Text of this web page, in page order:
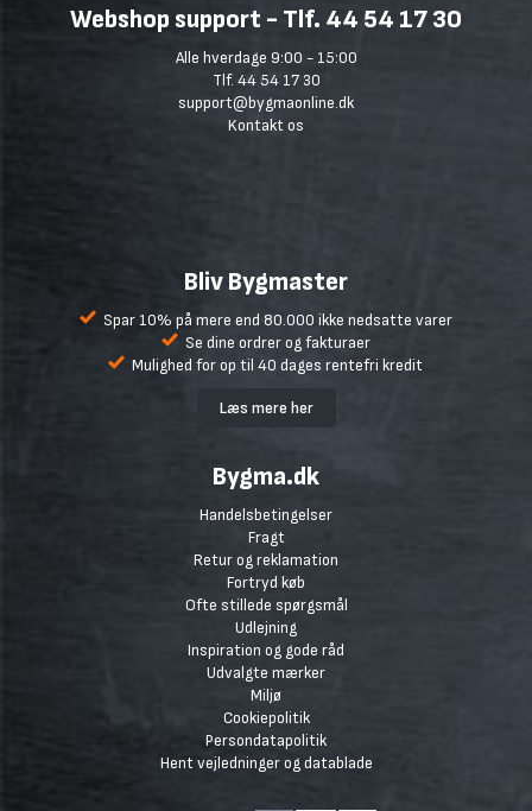
Webshop support - Tlf. 44 54 17 30
Alle hverdage 9:00 - 15:00
Tlf. 44 54 17 30
support@bygmaonline.dk
Kontakt os
Bliv Bygmaster
Spar 10% på mere end 80.000 ikke nedsatte varer
Se dine ordrer og fakturaer
Mulighed for op til 40 dages rentefri kredit
Læs mere her
Bygma.dk
Handelsbetingelser
Fragt
Retur og reklamation
Fortryd køb
Ofte stillede spørgsmål
Udlejning
Inspiration og gode råd
Udvalgte mærker
Miljø
Cookiepolitik
Persondatapolitik
Hent vejledninger og datablade